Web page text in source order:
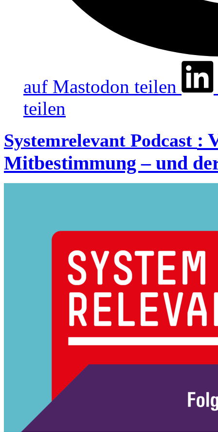
auf Mastodon teilen
teilen
Systemrelevant Podcast :
Mitbestimmung – und